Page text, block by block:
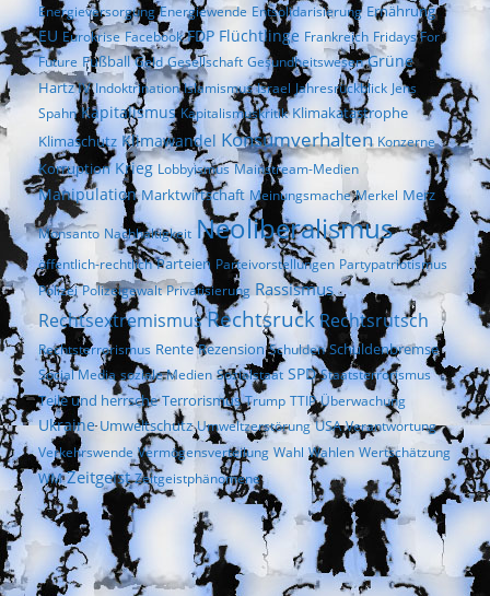
Energieversorgung Energiewende Entsolidarisierung Ernährung
EU Eurokrise Facebook FDP Flüchtlinge Frankreich Fridays For
Future Fußball Geld Gesellschaft Gesundheitswesen Grüne
Hartz IV Indoktrination Islamismus Israel Jahresrückblick Jens
Spahn Kapitalismus Kapitalismuskritik Klimakatastrophe
Klimaschutz Klimawandel Konsumverhalten Konzerne
Korruption Krieg Lobbyismus Mainstream-Medien
Manipulation Marktwirtschaft Meinungsmache Merkel Merz
Monsanto Nachhaltigkeit Neoliberalismus
öffentlich-rechtlich Parteien Parteivorstellungen Partypatriotismus
Polizei Polizeigewalt Privatisierung Rassismus
RechtsextremismusRechtsruckRechtsrutsch
Rechtsterrorismus Rente Rezension Schulden Schuldenbremse
Social Media soziale Medien Sozialstaat SPD Staatsterrorismus
Teile und herrsche Terrorismus Trump TTIP Überwachung
Ukraine Umweltschutz Umweltzerstörung USA Verantwortung
Verkehrswende Vermögensverteilung Wahl Wahlen Wertschätzung
WM Zeitgeist Zeitgeistphänomene